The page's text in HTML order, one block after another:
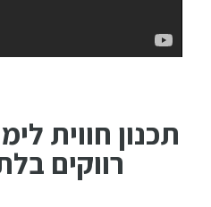
תכנון חווית
רווקים